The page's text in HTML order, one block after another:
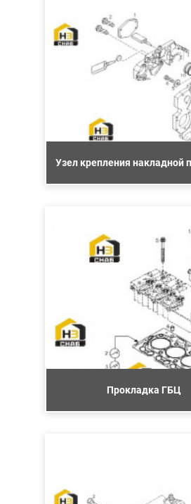
Узел крепления накладной
Прокладка ГБЦ